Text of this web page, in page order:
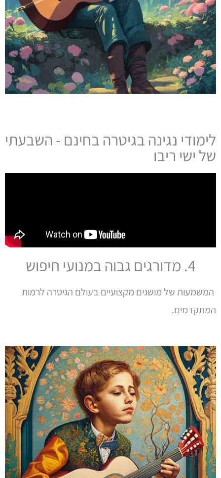
לימודי נגינה בגיטרה בחינם - השבעתי
של ישי ריבו
4. מדורגים גבוה במנועי חיפוש
המשמעות של מושגים מקצועיים בעולם הגיטרה לרמות
המתקדמים.